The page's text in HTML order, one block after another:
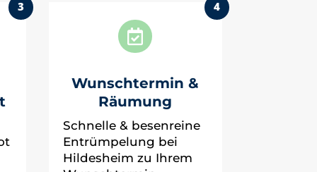
3

Wunschtermin &
Räumung
4
Schnelle & besenreine
Entrümpelung bei
Hildesheim zu Ihrem